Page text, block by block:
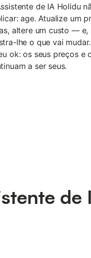
de IA Holidu
age. Atualize um
altere um custo — e,
lhe o que vai
ok: os seus preços e
a ser seus.